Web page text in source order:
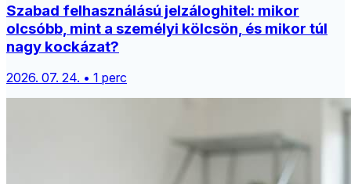
Szabad felhasználású jelzáloghitel: mikor
olcsóbb, mint a személyi kölcsön, és mikor túl
nagy kockázat?
2026. 07. 24. • 1 perc